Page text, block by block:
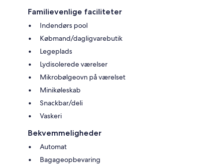
Familievenlige faciliteter
Indendørs pool
Købmand/dagligvarebutik
Legeplads
Lydisolerede værelser
Mikrobølgeovn på værelset
Minikøleskab
Snackbar/deli
Vaskeri
Bekvemmeligheder
Automat
Bagageopbevaring